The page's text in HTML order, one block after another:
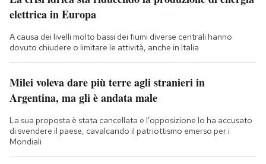
elettrica in Europa
A causa dei livelli molto bassi dei fiumi diverse centrali hanno
dovuto chiudere o limitare le attività, anche in Italia
Milei voleva dare più terre agli stranieri in
Argentina, ma gli è andata male
La sua proposta è stata cancellata e l’opposizione lo ha accusato
di svendere il paese, cavalcando il patriottismo emerso per i
Mondiali